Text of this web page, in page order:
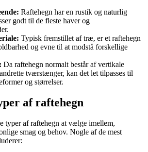
Raftehegn har en rustik og naturlig
godt til de fleste haver og
Typisk fremstillet af træ, er et raftehegn
og evne til at modstå forskellige
Da raftehegn normalt består af vertikale
tværstænger, kan det let tilpasses til
og størrelser.
af raftehegn
typer af raftehegn at vælge imellem,
smag og behov. Nogle af de mest